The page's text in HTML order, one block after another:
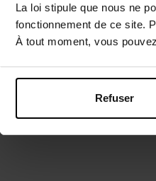
La loi stipule que nous ne
fonctionnement de ce site.
À tout moment, vous
Refuser